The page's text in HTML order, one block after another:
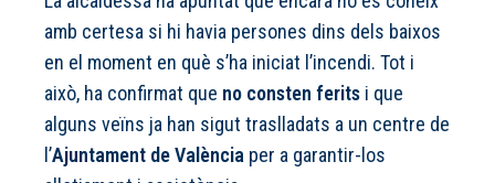
amb certesa si hi havia persones dins dels baixos
en el moment en què s’ha iniciat l’incendi. Tot i
això, ha confirmat que no consten ferits i que
alguns veïns ja han sigut traslladats a un centre de
l’Ajuntament de València per a garantir-los